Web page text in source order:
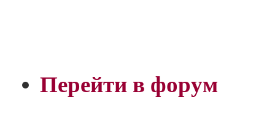
Перейти в форум